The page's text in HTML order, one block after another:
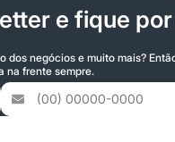
e fique
negócios e muito mais?
na frente sempre.